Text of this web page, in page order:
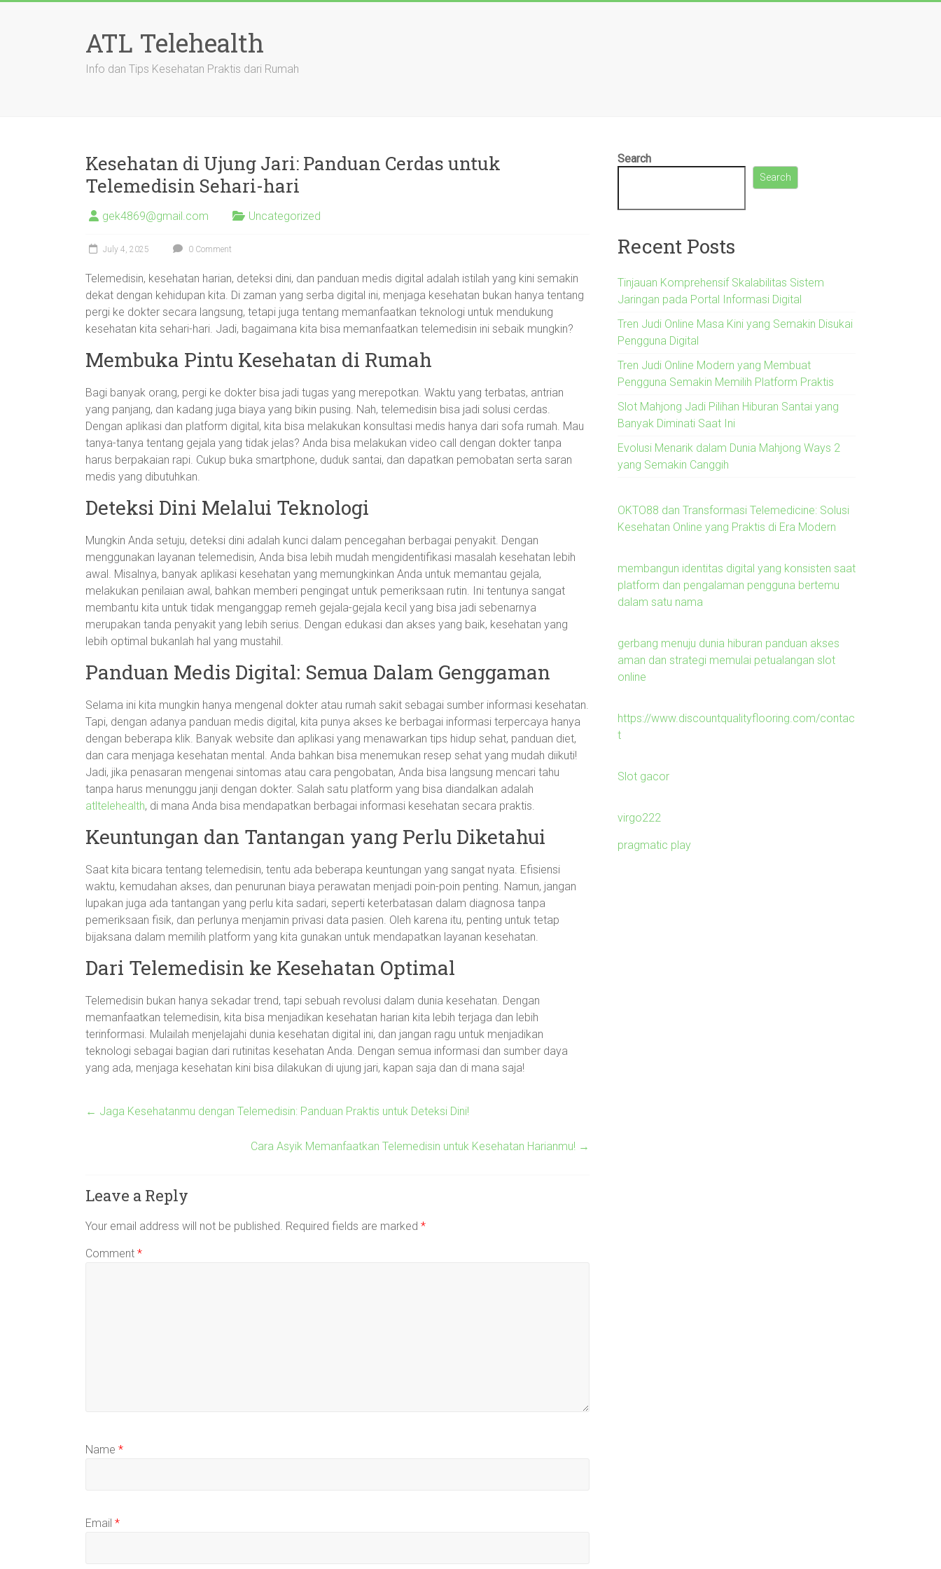
ATL Telehealth
Info dan Tips Kesehatan Praktis dari Rumah
Kesehatan di Ujung Jari: Panduan Cerdas untuk
Telemedisin Sehari-hari
gek4869@gmail.com Uncategorized
July 4, 2025 0 Comment
Telemedisin, kesehatan harian, deteksi dini, dan panduan medis digital adalah istilah yang kini semakin
dekat dengan kehidupan kita. Di zaman yang serba digital ini, menjaga kesehatan bukan hanya tentang
pergi ke dokter secara langsung, tetapi juga tentang memanfaatkan teknologi untuk mendukung
kesehatan kita sehari-hari. Jadi, bagaimana kita bisa memanfaatkan telemedisin ini sebaik mungkin?
Membuka Pintu Kesehatan di Rumah
Bagi banyak orang, pergi ke dokter bisa jadi tugas yang merepotkan. Waktu yang terbatas, antrian
yang panjang, dan kadang juga biaya yang bikin pusing. Nah, telemedisin bisa jadi solusi cerdas.
Dengan aplikasi dan platform digital, kita bisa melakukan konsultasi medis hanya dari sofa rumah. Mau
tanya-tanya tentang gejala yang tidak jelas? Anda bisa melakukan video call dengan dokter tanpa
harus berpakaian rapi. Cukup buka smartphone, duduk santai, dan dapatkan pemobatan serta saran
medis yang dibutuhkan.
Deteksi Dini Melalui Teknologi
Mungkin Anda setuju, deteksi dini adalah kunci dalam pencegahan berbagai penyakit. Dengan
menggunakan layanan telemedisin, Anda bisa lebih mudah mengidentifikasi masalah kesehatan lebih
awal. Misalnya, banyak aplikasi kesehatan yang memungkinkan Anda untuk memantau gejala,
melakukan penilaian awal, bahkan memberi pengingat untuk pemeriksaan rutin. Ini tentunya sangat
membantu kita untuk tidak menganggap remeh gejala-gejala kecil yang bisa jadi sebenarnya
merupakan tanda penyakit yang lebih serius. Dengan edukasi dan akses yang baik, kesehatan yang
lebih optimal bukanlah hal yang mustahil.
Panduan Medis Digital: Semua Dalam Genggaman
Selama ini kita mungkin hanya mengenal dokter atau rumah sakit sebagai sumber informasi kesehatan.
Tapi, dengan adanya panduan medis digital, kita punya akses ke berbagai informasi terpercaya hanya
dengan beberapa klik. Banyak website dan aplikasi yang menawarkan tips hidup sehat, panduan diet,
dan cara menjaga kesehatan mental. Anda bahkan bisa menemukan resep sehat yang mudah diikuti!
Jadi, jika penasaran mengenai sintomas atau cara pengobatan, Anda bisa langsung mencari tahu
tanpa harus menunggu janji dengan dokter. Salah satu platform yang bisa diandalkan adalah
atltelehealth, di mana Anda bisa mendapatkan berbagai informasi kesehatan secara praktis.
Keuntungan dan Tantangan yang Perlu Diketahui
Saat kita bicara tentang telemedisin, tentu ada beberapa keuntungan yang sangat nyata. Efisiensi
waktu, kemudahan akses, dan penurunan biaya perawatan menjadi poin-poin penting. Namun, jangan
lupakan juga ada tantangan yang perlu kita sadari, seperti keterbatasan dalam diagnosa tanpa
pemeriksaan fisik, dan perlunya menjamin privasi data pasien. Oleh karena itu, penting untuk tetap
bijaksana dalam memilih platform yang kita gunakan untuk mendapatkan layanan kesehatan.
Dari Telemedisin ke Kesehatan Optimal
Telemedisin bukan hanya sekadar trend, tapi sebuah revolusi dalam dunia kesehatan. Dengan
memanfaatkan telemedisin, kita bisa menjadikan kesehatan harian kita lebih terjaga dan lebih
terinformasi. Mulailah menjelajahi dunia kesehatan digital ini, dan jangan ragu untuk menjadikan
teknologi sebagai bagian dari rutinitas kesehatan Anda. Dengan semua informasi dan sumber daya
yang ada, menjaga kesehatan kini bisa dilakukan di ujung jari, kapan saja dan di mana saja!
← Jaga Kesehatanmu dengan Telemedisin: Panduan Praktis untuk Deteksi Dini!
Cara Asyik Memanfaatkan Telemedisin untuk Kesehatan Harianmu! →
Leave a Reply
Your email address will not be published. Required fields are marked *
Comment *
Name *
Email *
Search
Search
Recent Posts
Tinjauan Komprehensif Skalabilitas Sistem
Jaringan pada Portal Informasi Digital
Tren Judi Online Masa Kini yang Semakin Disukai
Pengguna Digital
Tren Judi Online Modern yang Membuat
Pengguna Semakin Memilih Platform Praktis
Slot Mahjong Jadi Pilihan Hiburan Santai yang
Banyak Diminati Saat Ini
Evolusi Menarik dalam Dunia Mahjong Ways 2
yang Semakin Canggih
OKTO88 dan Transformasi Telemedicine: Solusi
Kesehatan Online yang Praktis di Era Modern
membangun identitas digital yang konsisten saat
platform dan pengalaman pengguna bertemu
dalam satu nama
gerbang menuju dunia hiburan panduan akses
aman dan strategi memulai petualangan slot
online
https://www.discountqualityflooring.com/contac
t
Slot gacor
virgo222
pragmatic play